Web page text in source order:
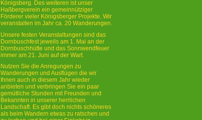
Königsberg. Des weiteren ist unser
Haßbergverein ein gemeinnütziger
Förderer vieler Königsberger Projekte. Wir
veranstalten im Jahr ca. 20 Wanderungen.
Unsere festen Veranstaltungen sind das
Dornbuschfest jeweils am 1. Mai an der
Dornbuschhütte und das Sonnwendfeuer
immer am 21. Juni auf der Wart.
Nutzen Sie die Anregungen zu
Wanderungen und Ausflügen die wir
Ihnen auch in diesem Jahr wieder
anbieten und verbringen Sie ein paar
gemütliche Stunden mit Freunden und
Bekannten in unserer herrlichen
Landschaft. Es gibt doch nichts schöneres
als beim Wandern etwas zu ratschen und